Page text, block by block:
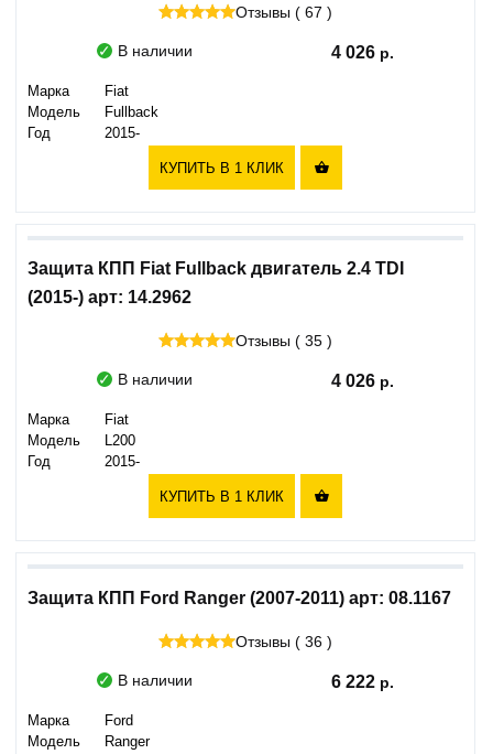
Отзывы ( 67 )
В наличии 4 026
Марка
Fiat
Модель
Fullback
Год
2015-
КУПИТЬ В 1 КЛИК 
Защита КПП Fiat Fullback двигатель 2.4 TDI
(2015-) арт: 14.2962
Отзывы ( 35 )
В наличии 4 026
Марка
Fiat
Модель
L200
Год
2015-
КУПИТЬ В 1 КЛИК 
Защита КПП Ford Ranger (2007-2011) арт: 08.1167
Отзывы ( 36 )
В наличии 6 222
Марка
Ford
Модель
Ranger